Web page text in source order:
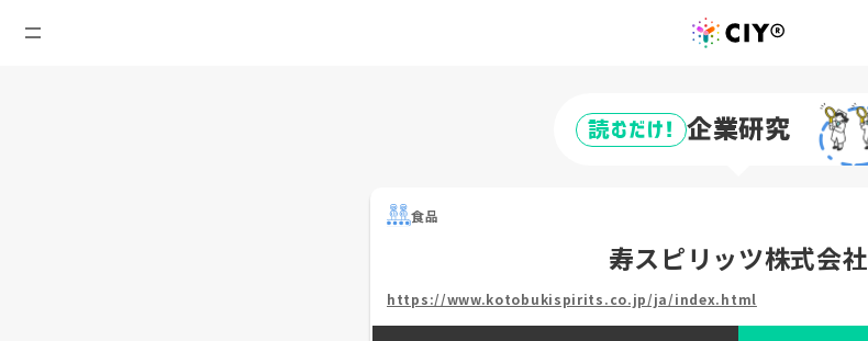
読むだけ! 企業研究
食品
寿スピリッツ株式会社
https://www.kotobukispirits.co.jp/ja/index.html